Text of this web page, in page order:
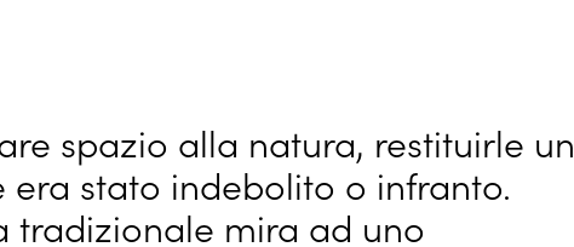
spazio alla natura, restituirle un
stato indebolito o infranto.
tradizionale mira ad uno